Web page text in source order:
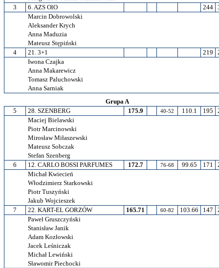
3
6. AZS OlO 244
Marcin Dobrowolski
Aleksander Krych
Anna Maduzia
Mateusz Stępiński
4
21. 3+1 219
Iwona Czajka
Anna Makarewicz
Tomasz Paluchowski
Anna Sarniak
Grupa A
5
28. SZENBERG 175.9 40-52 110.1 195
Maciej Bielawski
Piotr Marcinowski
Mirosław Miłaszewski
Mateusz Sobczak
Stefan Szenberg
6
12. CARLO BOSSI PARFUMES 172.7 76-68 99.65 171
Michał Kwiecień
Włodzimierz Starkowski
Piotr Tuszyński
Jakub Wojcieszek
7
22. KART-EL GORZÓW 165.71 60-82 103.66 147
Paweł Gruszczyński
Stanisław Janik
Adam Kozłowski
Jacek Leśniczak
Michał Lewiński
Sławomir Piechocki